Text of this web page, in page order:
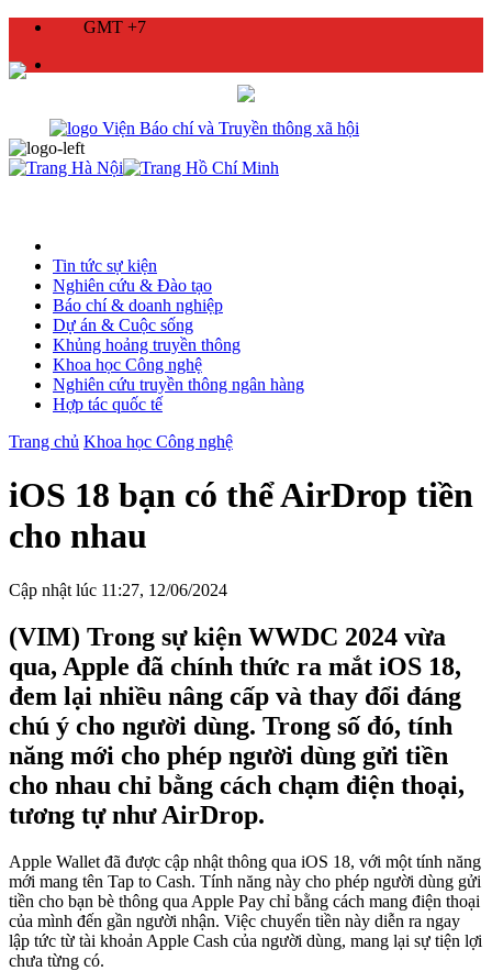
GMT +7
Tin tức sự kiện
Nghiên cứu & Đào tạo
Báo chí & doanh nghiệp
Dự án & Cuộc sống
Khủng hoảng truyền thông
Khoa học Công nghệ
Nghiên cứu truyền thông ngân hàng
Hợp tác quốc tế
Trang chủ Khoa học Công nghệ
iOS 18 bạn có thể AirDrop tiền
cho nhau
Cập nhật lúc 11:27, 12/06/2024
(VIM) Trong sự kiện WWDC 2024 vừa
qua, Apple đã chính thức ra mắt iOS 18,
đem lại nhiều nâng cấp và thay đổi đáng
chú ý cho người dùng. Trong số đó, tính
năng mới cho phép người dùng gửi tiền
cho nhau chỉ bằng cách chạm điện thoại,
tương tự như AirDrop.
Apple Wallet đã được cập nhật thông qua iOS 18, với một tính năng
mới mang tên Tap to Cash. Tính năng này cho phép người dùng gửi
tiền cho bạn bè thông qua Apple Pay chỉ bằng cách mang điện thoại
của mình đến gần người nhận. Việc chuyển tiền này diễn ra ngay
lập tức từ tài khoản Apple Cash của người dùng, mang lại sự tiện lợi
chưa từng có.